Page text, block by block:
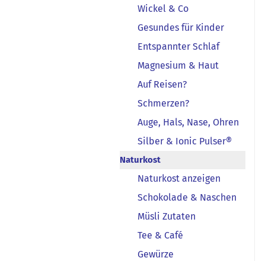
Wickel & Co
Gesundes für Kinder
Entspannter Schlaf
Magnesium & Haut
Auf Reisen?
Schmerzen?
Auge, Hals, Nase, Ohren
Silber & Ionic Pulser®
Naturkost
Naturkost anzeigen
Schokolade & Naschen
Müsli Zutaten
Tee & Café
Gewürze